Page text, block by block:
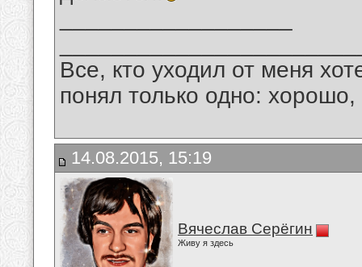
Все, кто уходил от меня
понял только одно:
14.08.2015, 15:19
Вячеслав Серёгин
Живу я здесь